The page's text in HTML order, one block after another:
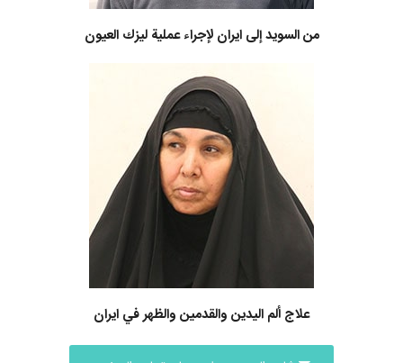
من السويد إلى ايران لإجراء عملية ليزك العيون
علاج ألم اليدين والقدمين والظهر في ايران